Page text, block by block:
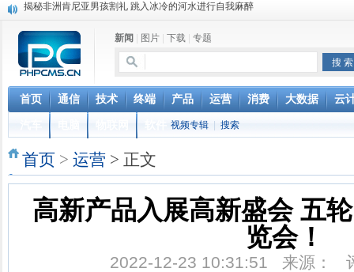
加拿大美人鱼学校走红 学习如何做一条“美人鱼”
菲律宾的蟒蛇按摩：让4条巨蟒在你身上游走
英国妖娆哥街头跳甩臀舞 根本停不下来
iOS 12.2 重磅功能更新，支持电信 Volte 和查询保修
联通正式确认VoLTE商用时间，移动电信很无奈，网友：资费还
台湾中华电信停售新机对华为开出第一枪 国台办回应
联通电信要合并？中国电信董事长回应：是误解
揭秘非洲肯尼亚男孩割礼 跳入冰冷的河水进行自我麻醉
新闻 图片 下载 专题
首页 通信 技术 终端 产品 运营 消费 大数据 云
视频专辑 搜索
首页 > 运营 > 正文
高新产品入展高新盛会 五
览会！
2022-12-23 10:31:51 来源：